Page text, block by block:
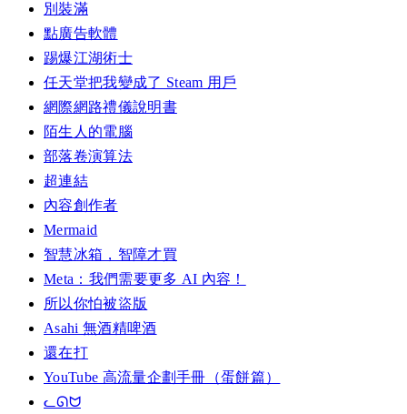
別裝滿
點廣告軟體
踢爆江湖術士
任天堂把我變成了 Steam 用戶
網際網路禮儀說明書
陌生人的電腦
部落卷演算法
超連結
內容創作者
Mermaid
智慧冰箱，智障才買
Meta：我們需要更多 AI 內容！
所以你怕被盜版
Asahi 無酒精啤酒
還在打
YouTube 高流量企劃手冊（蛋餅篇）
ᓚᘏᗢ